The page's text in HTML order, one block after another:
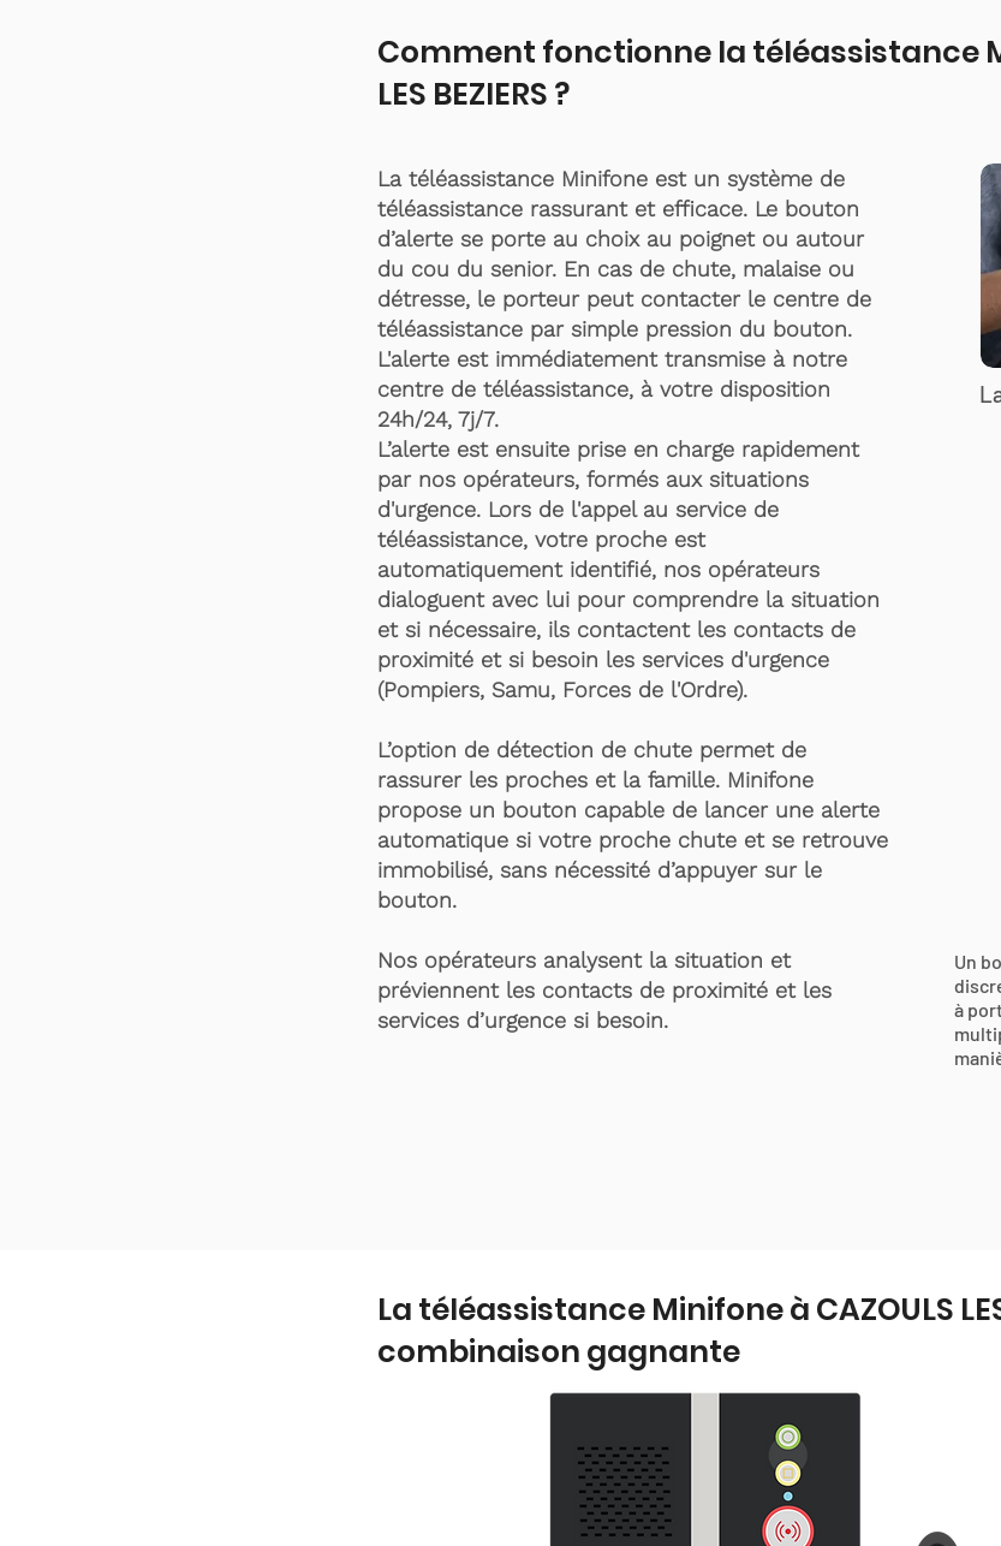
Comment fonctionne la téléassistance
LES BEZIERS ?
La téléassistance Minifone est un système de
téléassistance rassurant et efficace. Le bouton
d’alerte se porte au choix au poignet ou autour
du cou du senior. En cas de chute, malaise ou
détresse, le porteur peut contacter le centre de
téléassistance par simple pression du bouton.
L'alerte est immédiatement transmise à notre
centre de téléassistance, à votre disposition
24h/24, 7j/7.
L’alerte est ensuite prise en charge rapidement
par nos opérateurs, formés aux situations
d'urgence. Lors de l'appel au service de
téléassistance, votre proche est
automatiquement identifié, nos opérateurs
dialoguent avec lui pour comprendre la situation
et si nécessaire, ils contactent les contacts de
proximité et si besoin les services d'urgence
(Pompiers, Samu, Forces de l'Ordre).
L’option de détection de chute permet de
rassurer les proches et la famille. Minifone
propose un bouton capable de lancer une alerte
automatique si votre proche chute et se retrouve
immobilisé, sans nécessité d’appuyer sur le
bouton.
Nos opérateurs analysent la situation et
préviennent les contacts de proximité et les
services d’urgence si besoin.
Un
à
La téléassistance Minifone à CAZOULS
combinaison gagnante